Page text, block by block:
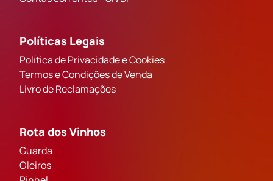
Políticas Legais
Política de Privacidade e Cookies
Termos e Condições de Venda
Livro de Reclamações
Rota dos Vinhos
Guarda
Oleiros